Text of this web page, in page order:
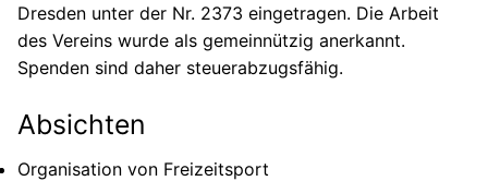
Dresden unter der Nr. 2373 eingetragen. Die Arbeit
des Vereins wurde als gemeinnützig anerkannt.
Spenden sind daher steuerabzugsfähig.
Absichten
Organisation von Freizeitsport